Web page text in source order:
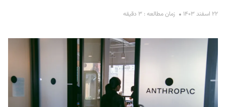
۲۲ اسفند ۱۴۰۳ زمان مطالعه : ۳ دقیقه